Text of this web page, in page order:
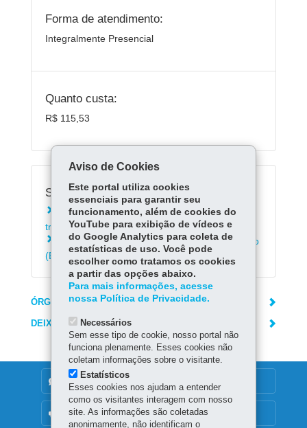
Forma de atendimento:
Integralmente Presencial
Quanto custa:
R$ 115,53
Serviços Relacionados:
Solicitar orientação e conscientização de
trânsito nas escolas de Curitiba
Solicitar visitação à Escola Pública de Trânsito
(EPTran) da Prefeitura de Curitiba
ÓRGÃO RESPONSÁVEL
DEIXE SUA OPINIÃO
DENUNCIE CORRUPÇÃO
OUVIDORIA
Aviso de Cookies
Este portal utiliza cookies
essenciais para garantir seu
funcionamento, além de cookies do
YouTube para exibição de vídeos e
do Google Analytics para coleta de
estatísticas de uso. Você pode
escolher como tratamos os cookies
a partir das opções abaixo.
Para mais informações, acesse
nossa Política de Privacidade.
Necessários
Sem esse tipo de cookie, nosso portal não
funciona plenamente. Esses cookies não
coletam informações sobre o visitante.
Estatísticos
Esses cookies nos ajudam a entender
como os visitantes interagem com nosso
site. As informações são coletadas
anonimamente, não identificam o